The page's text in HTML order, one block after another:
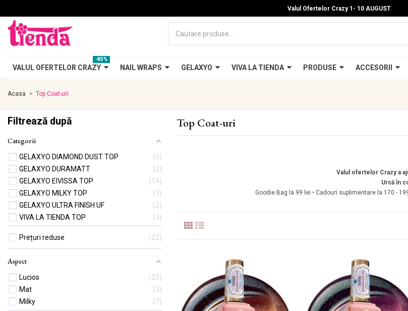
Valul Ofertelor Crazy 1- 10 AUGUST
VALUL OFERTELOR CRAZY
-85%
NAIL WRAPS GELAXYO VIVA LA TIENDA PRODUSE ACCESORII
Acasa Top Coat-uri
Top Coat-uri
Valul ofertelor Crazy a
Urcă în
Goodie Bag la 99 lei • Cadouri suplimentare la 170 -
Filtrează după
Categorii
GELAXYO DIAMOND DUST TOP
5
GELAXYO DURAMATT
2
GELAXYO EIVISSA TOP
14
GELAXYO MILKY TOP
7
GELAXYO ULTRA FINISH UF
2
VIVA LA TIENDA TOP
3
Prețuri reduse 22
Aspect
Lucios
23
Mat
3
Milky
7